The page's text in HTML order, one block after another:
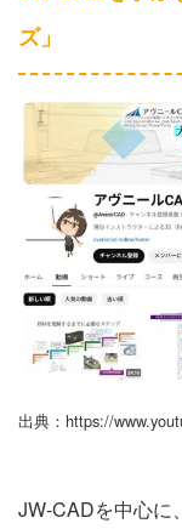
ズ」
出典：https://
JW-CADを中心に